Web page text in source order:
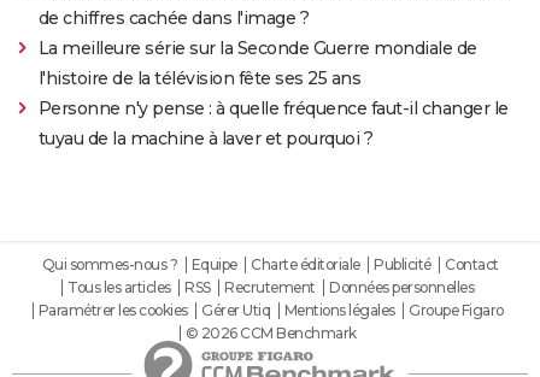
de chiffres cachée dans l'image ?
La meilleure série sur la Seconde Guerre mondiale de
l'histoire de la télévision fête ses 25 ans
Personne n'y pense : à quelle fréquence faut-il changer le
tuyau de la machine à laver et pourquoi ?
Qui sommes-nous ? Equipe Charte éditoriale Publicité
Contact
Tous les articles
RSS Recrutement
Données personnelles
Paramétrer les cookies
Gérer Utiq Mentions légales
Groupe Figaro
© 2026 CCM Benchmark